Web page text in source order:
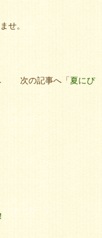
せ。
次の記事へ「夏にぴ